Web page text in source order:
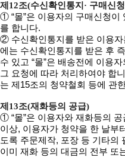
제12조(수신확인통지· 구매신
① “몰”은 이용자의 구매신청이
를 합니다.
② 수신확인통지를 받은 이용
에는 수신확인통지를 받은 후
수 있고 “몰”은 배송전에 이용
그 요청에 따라 처리하여야 합
는 제15조의 청약철회 등에 관
제13조(재화등의 공급)
① “몰”은 이용자와 재화등의
이상, 이용자가 청약을 한 날부
도록 주문제작, 포장 등 기타의
이미 재화 등의 대금의 전부 또